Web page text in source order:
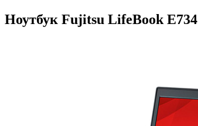
Ноутбук Fujitsu LifeBook E734